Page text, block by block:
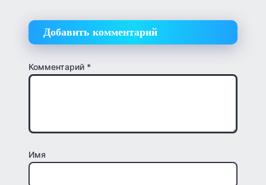
Добавить комментарий
Комментарий *
Имя